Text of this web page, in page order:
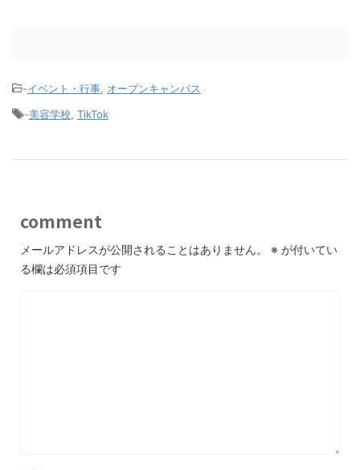
-イベント・行事 オープンキャンパス
-美容学校 TikTok
comment
メールアドレスが公開されることはありません。 ※ が付いてい
る欄は必須項目です